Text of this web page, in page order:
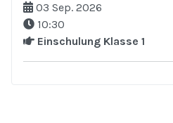
03 Sep. 2026
10:30
Einschulung Klasse 1